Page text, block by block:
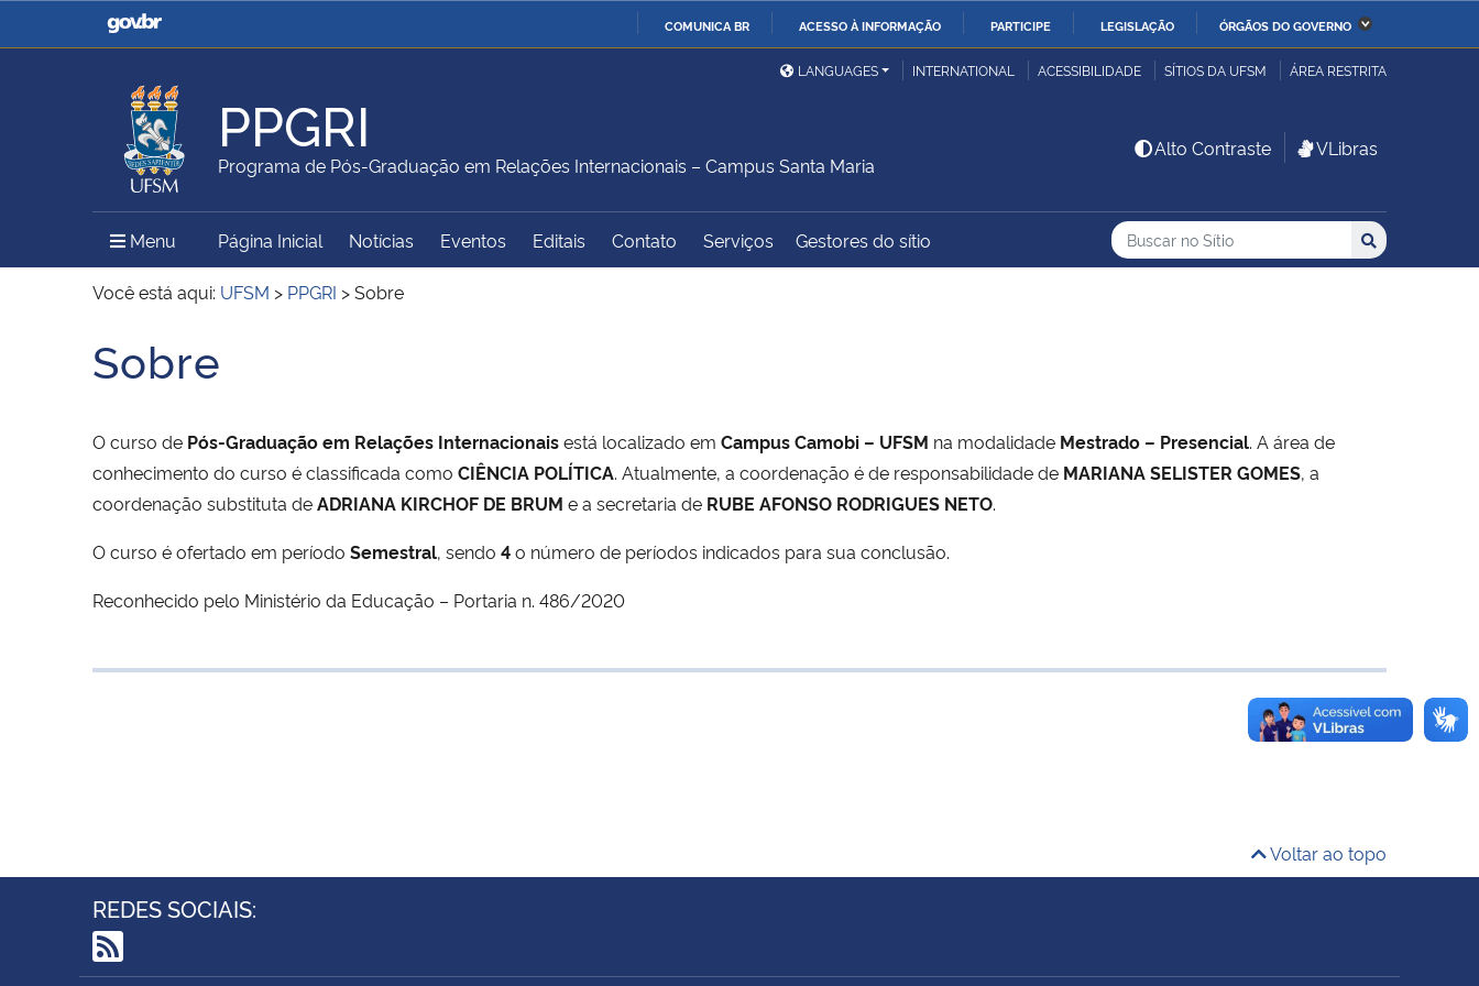
COMUNICA BR ACESSO À INFORMAÇÃO PARTICIPE LEGISLAÇÃO ÓRGÃOS DO GOVERNO
Casa Civil
Ministério da Justiça e
Ministério da Defesa
Ministério das Relações
Exteriores
Ministério da Economia Ministério da Infraestrutura
Ministério da Agricultura,
Pecuária e Abastecimento
Ministério da Educação
Ministério da Ciência,
Tecnologia, Inovações e
Ministério do Meio Ambiente Ministério do Turismo
Ministério do
Controladoria-Geral da
Secretaria de Governo
LANGUAGES INTERNATIONAL ACESSIBILIDADE SÍTIOS DA UFSM ÁREA RESTRITA
PPGRI
Programa de Pós-Graduação em Relações Internacionais – Campus Santa Maria
Alto Contraste VLibras
Menu Menu Principal do Sítio
Página Inicial Notícias Eventos Editais Contato Serviços Gestores do sítio Busca
Buscar no no Sítio
Busca: Buscar
Você está aqui: UFSM > PPGRI >Sobre
Início do conteúdo
Sobre
O curso de Pós-Graduação em Relações Internacionaisestá localizado em Campus Camobi – UFSM na modalidade Mestrado – Presencial. A área de
conhecimento do curso é classificada como CIÊNCIA POLÍTICA. Atualmente, a coordenação é de responsabilidade de MARIANA SELISTER GOMES, a
coordenação substituta deADRIANA KIRCHOF DE BRUM e a secretaria de RUBE AFONSO RODRIGUES NETO.
O curso é ofertado em período Semestral, sendo 4o número de períodos indicados para sua conclusão.
Reconhecido pelo Ministério da Educação – Portaria n. 486/2020
Voltar ao topo
REDES SOCIAIS: